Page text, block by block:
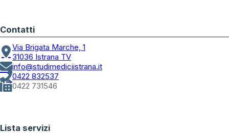
Contatti
Via Brigata Marche, 1
31036 Istrana TV
info@studimediciistrana.it
0422 832537
0422 731546
Lista servizi